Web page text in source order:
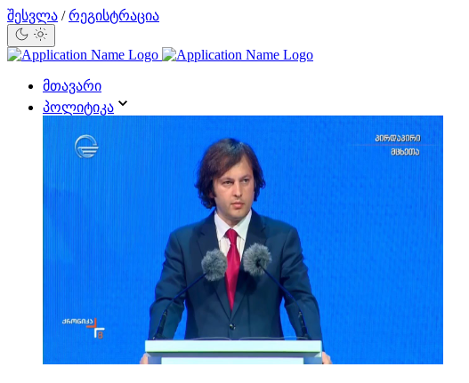
შესვლა / რეგისტრაცია
მთავარი
პოლიტიკა